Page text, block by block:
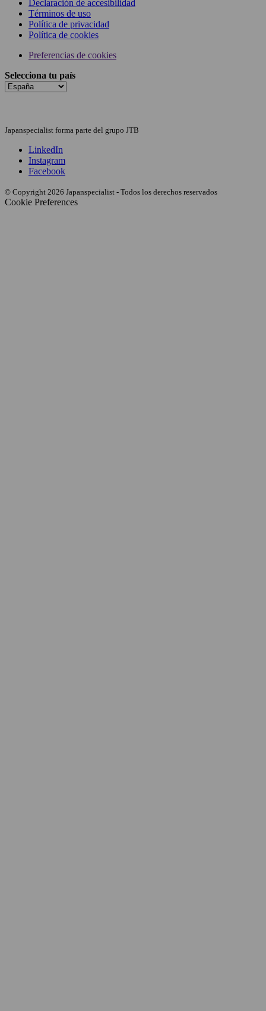
Declaración de accesibilidad
Términos de uso
Política de privacidad
Política de cookies
Preferencias de cookies
Selecciona tu país
Japanspecialist forma parte del grupo JTB
LinkedIn
Instagram
Facebook
© Copyright 2026 Japanspecialist - Todos los derechos reservados
Cookie Preferences